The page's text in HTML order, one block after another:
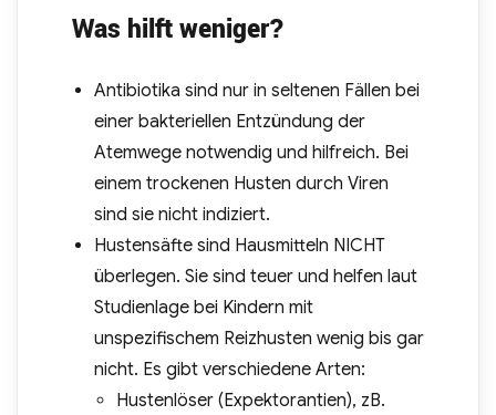
Was hilft weniger?
Antibiotika sind nur in seltenen Fällen bei
einer bakteriellen Entzündung der
Atemwege notwendig und hilfreich. Bei
einem trockenen Husten durch Viren
sind sie nicht indiziert.
Hustensäfte sind Hausmitteln NICHT
überlegen. Sie sind teuer und helfen laut
Studienlage bei Kindern mit
unspezifischem Reizhusten wenig bis gar
nicht. Es gibt verschiedene Arten:
Hustenlöser (Expektorantien), zB.